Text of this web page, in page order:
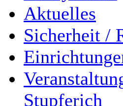
Aktuelles
Sicherheit /
Stupferich